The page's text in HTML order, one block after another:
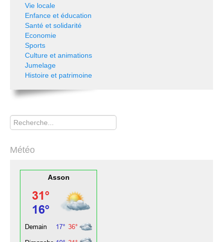
Vie locale
Enfance et éducation
Santé et solidarité
Economie
Sports
Culture et animations
Jumelage
Histoire et patrimoine
Rechercher
Météo
Asson